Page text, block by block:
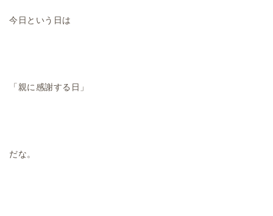
今日という日は
「親に感謝する日」
だな。